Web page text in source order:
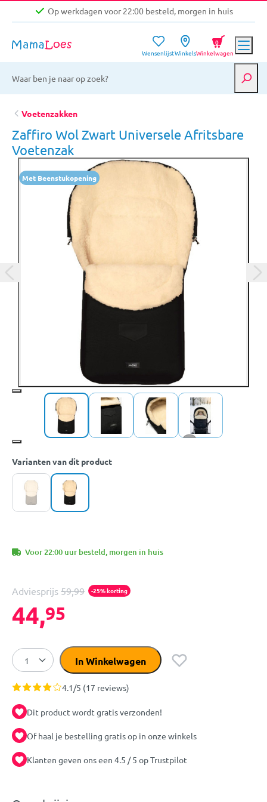
Op werkdagen voor 22:00 besteld, morgen in huis
Gratis verzending vanaf €39,-
Op werkdagen voor 22:00 besteld, morgen in huis
WensenlijstWinkelsWinkelwagen
0
Voetenzakken
Zaffiro Wol Zwart Universele Afritsbare
Voetenzak
Met Beenstukopening
+1
Varianten van dit product
Voor 22:00 uur besteld, morgen in huis
Adviesprijs 59,99 -25% korting
44,95
In Winkelwagen
4.1/5 (17 reviews)
Dit product wordt gratis verzonden!
Of haal je bestelling gratis op in onze winkels
Klanten geven ons een 4.5 / 5 op Trustpilot